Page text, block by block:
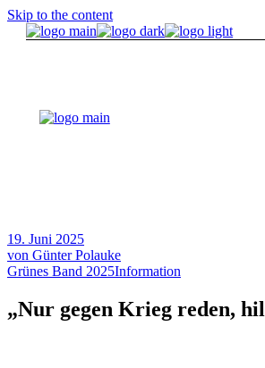
Skip to the content
19. Juni 2025
von Günter Polauke
Grünes Band 2025Information
„Nur gegen Krieg reden,